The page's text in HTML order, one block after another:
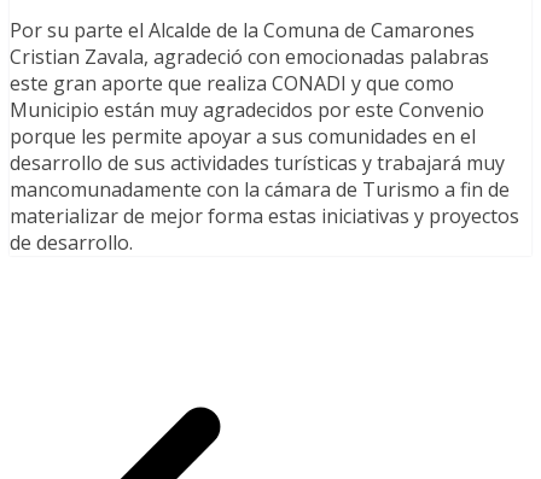
Por su parte el Alcalde de la Comuna de Camarones
Cristian Zavala, agradeció con emocionadas palabras
este gran aporte que realiza CONADI y que como
Municipio están muy agradecidos por este Convenio
porque les permite apoyar a sus comunidades en el
desarrollo de sus actividades turísticas y trabajará muy
mancomunadamente con la cámara de Turismo a fin de
materializar de mejor forma estas iniciativas y proyectos
de desarrollo.